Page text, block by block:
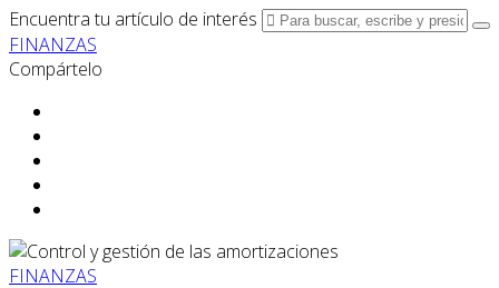
Encuentra tu artículo de interés
FINANZAS
Compártelo
FINANZAS